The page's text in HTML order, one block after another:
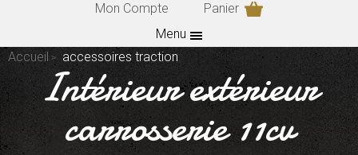
Mon Compte
Panier
Menu
Accueil
accessoires traction
Intérieur extérieur
carrosserie 11cv